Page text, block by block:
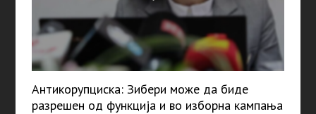
Антикорупциска: Зибери може да биде
разрешен од функција и во изборна кампања